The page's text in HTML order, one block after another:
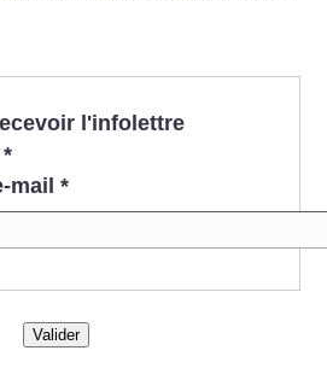
l'infolettre
*
mail *
Valider